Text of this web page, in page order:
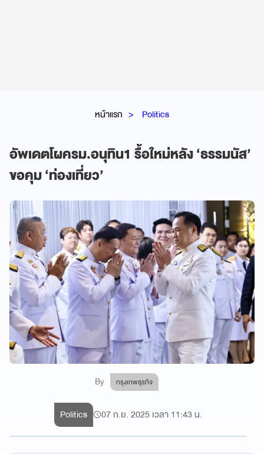
หน้าแรก Politics
อัพเดตโผครม.อนุทิน1 รื้อใหม่หลัง ‘ธรรมนัส’
ขอคุม ‘ท่องเที่ยว’
By กรุงเทพธุรกิจ
Politics 07 ก.ย. 2025 เวลา 11:43 น.